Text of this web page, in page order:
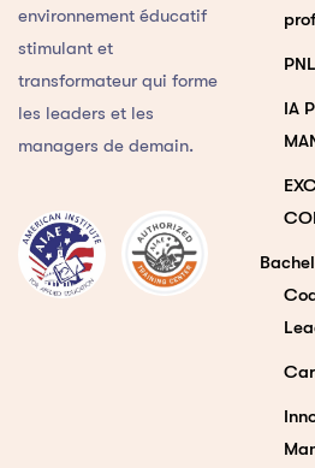
environnement éducatif
stimulant et
transformateur qui forme
les leaders et les
managers de demain.
PNL
IA